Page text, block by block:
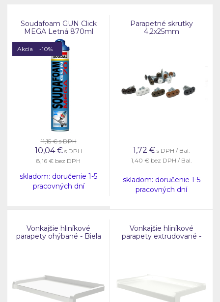
Soudafoam GUN Click
MEGA Letná 870ml
Akcia -10%
11,15 €s DPH
10,04 € s DPH
8,16 € bez DPH
skladom: doručenie 1-5
pracovných dní
Parapetné skrutky
4,2x25mm
1,72 € s DPH / Bal.
1,40 € bez DPH / Bal.
skladom: doručenie 1-5
pracovných dní
Vonkajšie hliníkové
parapety ohýbané - Biela
Vonkajšie hliníkové
parapety extrudované -